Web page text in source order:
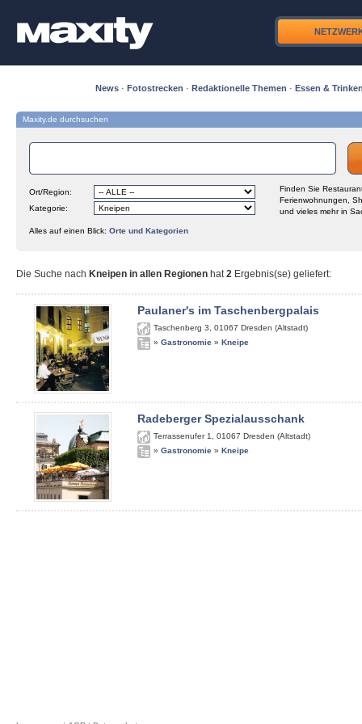
News · Fotostrecken · Redaktionelle Themen · Essen &
Maxity.de durchsuchen
Ort/Region:
Kategorie:
Finden Sie
Ferienwohnungen,
und vieles mehr in
Alles auf einen Blick: Orte und Kategorien
Die Suche nach Kneipen in allen Regionen hat2 Ergebnis(se) geliefert:
Paulaner's im Taschenbergpalais
Taschenberg 3 01067 Dresden (Altstadt)
» Gastronomie » Kneipe
Radeberger Spezialausschank
Terrassenufer 1 01067 Dresden (Altstadt)
» Gastronomie » Kneipe